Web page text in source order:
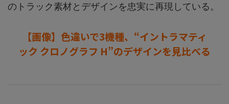
のトラック素材とデザインを忠実に再現している。
【画像】色違いで3機種、“イントラマティ
ック クロノグラフ H”のデザインを見比べる